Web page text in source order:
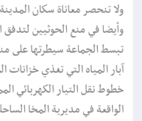
ولا تنحصر معاناة سكان
وأيضا في منع الحوثيين لتدفق
تبسط الجماعة سيطرتها على
آبار المياه التي تغذي خزانات
خطوط نقل التيار الكهربائي
الواقعة في مديرية المخا